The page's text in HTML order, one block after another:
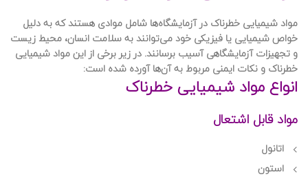
مواد شیمیایی خطرناک در آزمایشگاه‌ها شامل موادی هستند که به دلیل
خواص شیمیایی یا فیزیکی خود می‌توانند به سلامت انسان، محیط زیست
و تجهیزات آزمایشگاهی آسیب برسانند. در زیر برخی از این مواد شیمیایی
خطرناک و نکات ایمنی مربوط به آن‌ها آورده شده است:
انواع مواد شیمیایی خطرناک
مواد قابل اشتعال
اتانول
استون